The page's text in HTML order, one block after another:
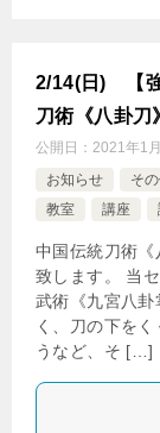
2/14(日) 【強
刀術《八卦刀
公開日： 2021年1
お知らせ
そ
教室
講座
中国伝統刀術
致します。 当
武術《九宮八
く、刀の下を
うなど、そ […]